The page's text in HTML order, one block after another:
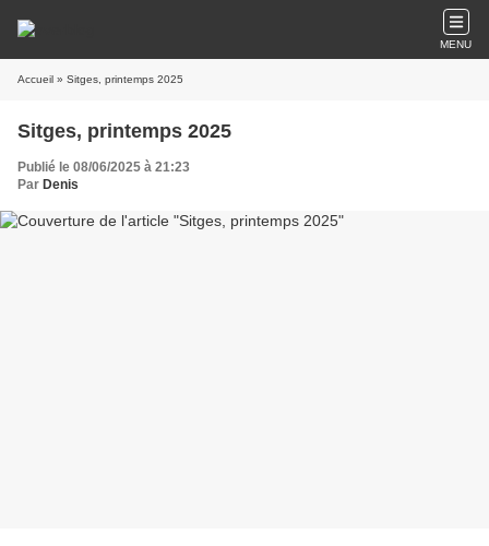
MENU
Accueil » Sitges, printemps 2025
Sitges, printemps 2025
Publié le 08/06/2025 à 21:23
Par Denis